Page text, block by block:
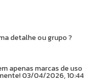
detalhe ou grupo ?
apenas marcas de uso
03/04/2026, 10:44